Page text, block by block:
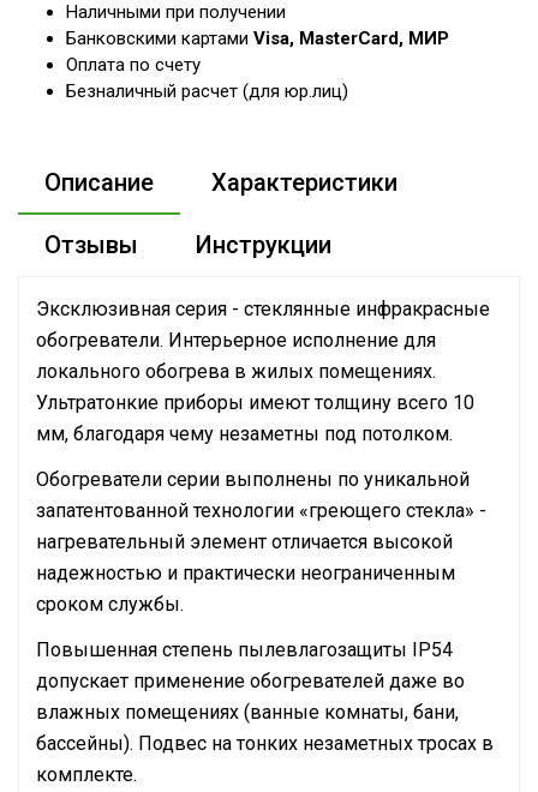
Наличными при получении
Банковскими картами Visa, MasterCard, МИР
Оплата по счету
Безналичный расчет (для юр.лиц)
Описание Характеристики
Отзывы Инструкции
Эксклюзивная серия - стеклянные инфракрасные
обогреватели. Интерьерное исполнение для
локального обогрева в жилых помещениях.
Ультратонкие приборы имеют толщину всего 10
мм, благодаря чему незаметны под потолком.
Обогреватели серии выполнены по уникальной
запатентованной технологии «греющего стекла» -
нагревательный элемент отличается высокой
надежностью и практически неограниченным
сроком службы.
Повышенная степень пылевлагозащиты IP54
допускает применение обогревателей даже во
влажных помещениях (ванные комнаты, бани,
бассейны). Подвес на тонких незаметных тросах в
комплекте.